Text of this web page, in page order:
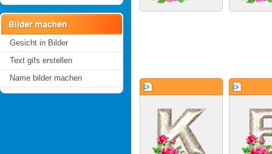
Gesicht in Bilder
Text gifs erstellen
Name bilder machen